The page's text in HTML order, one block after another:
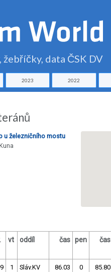
data ČSK DV
2023 2022
u železničního mostu
vt oddíl čas pen čas
1 Sláv.KV 86.03 0 85.80